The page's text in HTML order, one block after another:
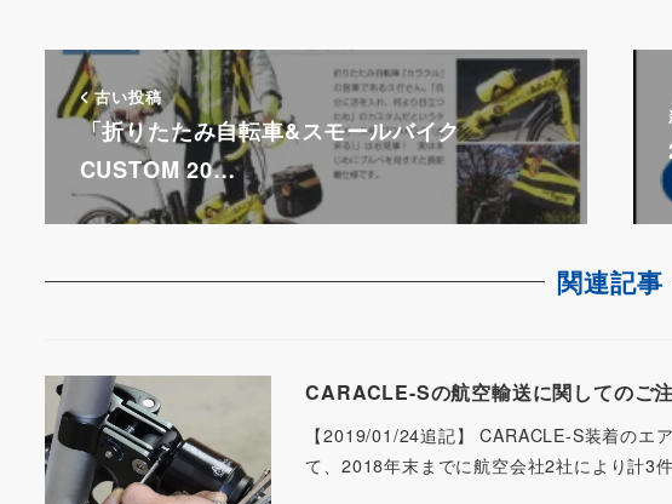
o
o
k
p
er
y s
古い投稿
「折りたたみ自転車&スモールバイク
CUSTOM 20…
関連記事
CARACLE-Sの航空輸送に関してのご
【2019/01/24追記】 CARACLE-S装着のエ
て、2018年末までに航空会社2社により計3